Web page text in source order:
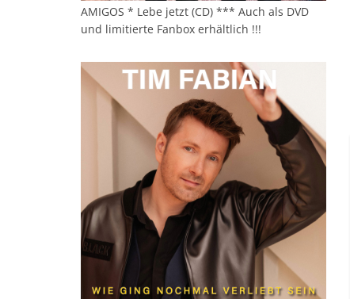
AMIGOS * Lebe jetzt (CD) *** Auch als DVD
und limitierte Fanbox erhältlich !!!